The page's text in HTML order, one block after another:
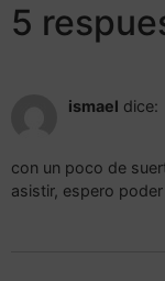
5
ismael dice:
con un poco de
asistir, espero